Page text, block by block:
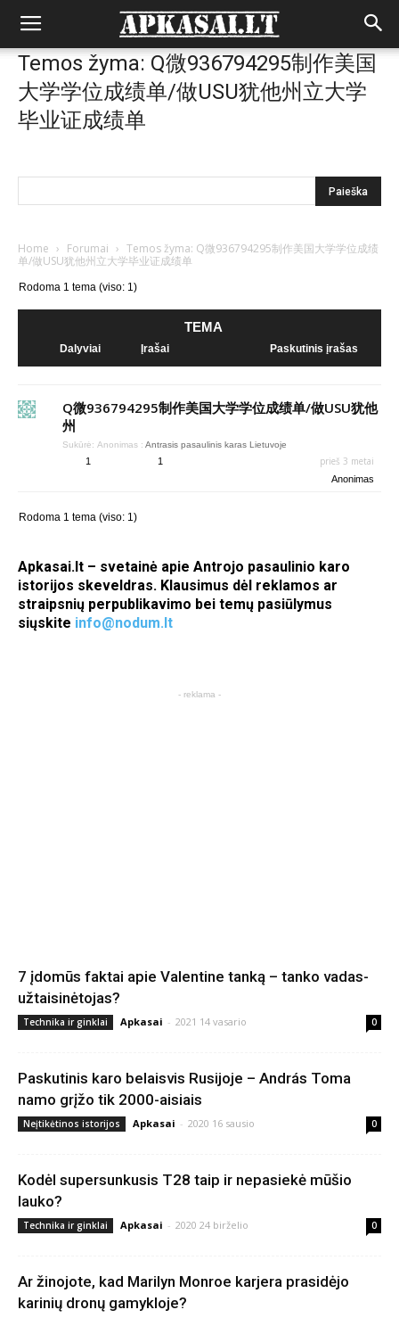
Temos žyma: Q微936794295制作美国
大学学位成绩单/做USU犹他州立大学
毕业证成绩单
Home › Forumai › Temos žyma: Q微936794295制作美国大学学位成绩
单/做USU犹他州立大学毕业证成绩单
Rodoma 1 tema (viso: 1)
TEMA
Dalyviai Įrašai Paskutinis įrašas
Q微936794295制作美国大学学位成绩单/做USU犹他
州
Sukūrė: Anonimas : Antrasis pasaulinis karas Lietuvoje
1 1 prieš 3 metai
Anonimas
Rodoma 1 tema (viso: 1)
Apkasai.lt – svetainė apie Antrojo pasaulinio karo
istorijos skeveldras. Klausimus dėl reklamos ar
straipsnių perpublikavimo bei temų pasiūlymus
siųskite info@nodum.lt
- reklama -
7 įdomūs faktai apie Valentine tanką – tanko vadas-
užtaisinėtojas?
Technika ir ginklai Apkasai - 2021 14 vasario 0
Paskutinis karo belaisvis Rusijoje – András Toma
namo grįžo tik 2000-aisiais
Neįtikėtinos istorijos Apkasai - 2020 16 sausio 0
Kodėl supersunkusis T28 taip ir nepasiekė mūšio
lauko?
Technika ir ginklai Apkasai - 2020 24 birželio 0
Ar žinojote, kad Marilyn Monroe karjera prasidėjo
karinių dronų gamykloje?